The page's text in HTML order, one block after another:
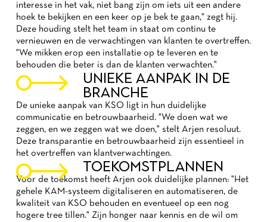
interesse in het vak, niet bang zijn om iets uit een andere
hoek te bekijken en een keer op je bek te gaan," zegt hij.
Deze houding stelt het team in staat om continu te
vernieuwen en de verwachtingen van klanten te overtreffen.
"We mikken erop een installatie op te leveren en te
behouden die beter is dan de klanten verwachten."
UNIEKE AANPAK IN DE
BRANCHE
De unieke aanpak van KSO ligt in hun duidelijke
communicatie en betrouwbaarheid. "We doen wat we
zeggen, en we zeggen wat we doen," stelt Arjen resoluut.
Deze transparantie en betrouwbaarheid zijn essentieel in
het overtreffen van klantverwachtingen.
TOEKOMSTPLANNEN
Voor de toekomst heeft Arjen ook duidelijke plannen: "Het
gehele KAM-systeem digitaliseren en automatiseren, de
kwaliteit van KSO behouden en eventueel op een nog
hogere tree tillen." Zijn honger naar kennis en de wil om